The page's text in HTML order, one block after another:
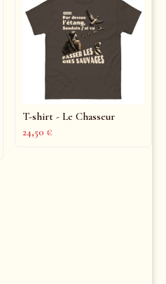
T-shirt - Le Chasseur
24,50 €